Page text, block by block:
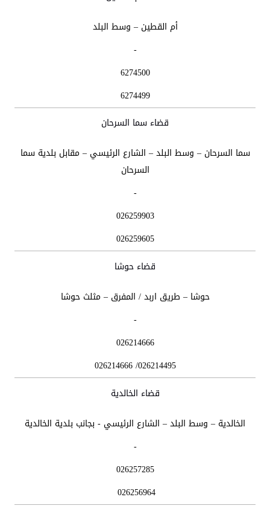
أم القطين – وسط البلد
-
6274500
6274499
قضاء سما السرحان
سما السرحان – وسط البلد – الشارع الرئيسي – مقابل بلدية سما
السرحان
-
026259903
026259605
قضاء حوشا
حوشا – طريق اربد / المفرق – مثلث حوشا
-
026214666
026214495/ 026214666
قضاء الخالدية
الخالدية – وسط البلد – الشارع الرئيسي - بجانب بلدية الخالدية
-
026257285
026256964